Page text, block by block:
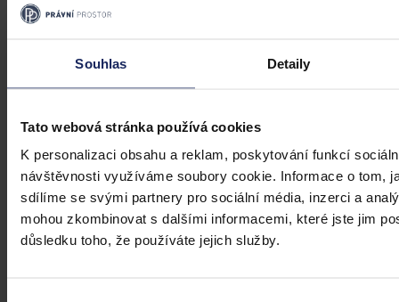
Souhlas Detaily
Tato webová stránka používá cookies
K personalizaci obsahu a reklam, poskytování funkcí
návštěvnosti využíváme soubory cookie. Informace o tom,
sdílíme se svými partnery pro sociální média, inzerci a
mohou zkombinovat s dalšími informacemi, které jste jim
důsledku toho, že používáte jejich služby.
Články
Transparentní odměňování v Česku má
zpoždění, firmám bez jasného systému
Česko má podle Eurostatu jeden z nejvyšších rozdílů v odměňování
žen a mužů v EU – gender pay gap dosahuje okolo 18 %. Evropská
pravidla pro transparentní odměňování, jejichž cílem je narovnat
informační asymetrii na pracovním trhu a dlouhodobě tak přispět i
ke zmenšení rozdílu ve mzdách mužů a žen, však nabrala v České
Ivona Tajšlová